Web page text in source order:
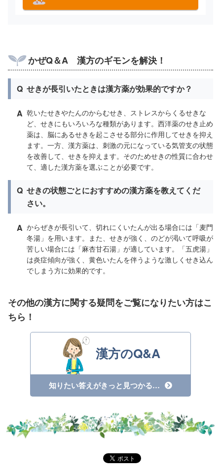
かぜQ＆A 漢方のギモンを解決！
Q せきが長引いたときは漢方薬が効果的ですか？
A 乾いたせきやたんのからむせき、ストレスからくるせきな
ど、せきにもいろいろな種類があります。西洋薬のせき止め
薬は、脳にあるせきを起こさせる部分に作用してせきを抑え
ます。一方、漢方薬は、刺激の元になっている気管支の状態
を改善して、せきを抑えます。そのためせきの性質に合わせ
て、適した漢方薬を選ぶことが必要です。
Q せきの状態ごとにおすすめの漢方薬を教えてくだ
さい。
A からぜきが長引いて、切れにくいたんが出る場合には「麦門
冬湯」を用います。また、せきが強く、のどが渇いて呼吸が
苦しい場合には「麻杏甘石湯」が適しています。「五虎湯」
は炎症傾向が強く、黄色いたんを伴うような激しくせき込ん
でしまう方に効果的です。
その他の漢方に関する疑問をご覧になりたい方はこ
ちら！
漢方のQ&A
知りたい答えがきっと見つかる…